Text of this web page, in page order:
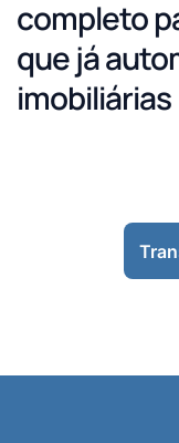
completo
que já
imobiliárias